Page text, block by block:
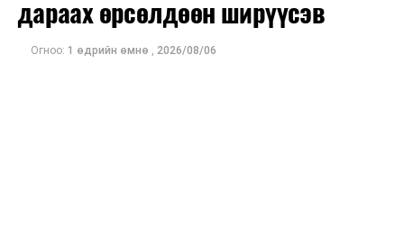
эрсдэлтэй гэж шинжээчид үзэж байна.
Энэхүү үйл явдал нь АНУ, Хятадын стратегийн
дараах өрсөлдөөн ширүүсэв
Огноо: 1 өдрийн өмнө , 2026/08/06